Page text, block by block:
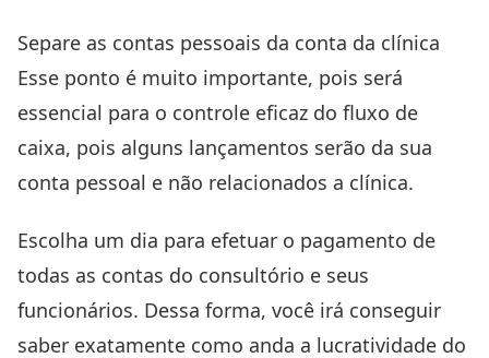
Separe as contas pessoais da conta da clínica
Esse ponto é muito importante, pois será
essencial para o controle eficaz do fluxo de
caixa, pois alguns lançamentos serão da sua
conta pessoal e não relacionados a clínica.
Escolha um dia para efetuar o pagamento de
todas as contas do consultório e seus
funcionários. Dessa forma, você irá conseguir
saber exatamente como anda a lucratividade do